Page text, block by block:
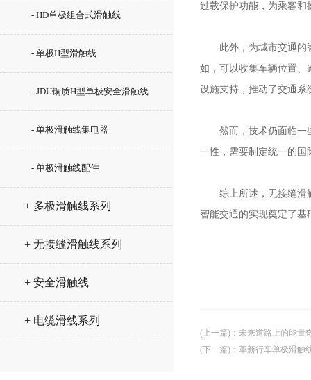
- HD单极组合式滑触线
- 单极H型滑触线
- JDU铜质H型单极安全滑触线
- 单极滑触线集电器
- 单极滑触线配件
+ 多极滑触线系列
+ 无接缝滑触线系列
+ 安全滑触线
+ 电缆滑线系列
过载保护功能，为乘客和
此外，为城市交通的智
如，可以收集车辆位置、
设施支持，推动了交通系
然而，技术仍面临一些
一性，需要制定统一的国
综上所述，无接缝滑触
智能交通的实现奠定了基
(上一篇) ： 未来道路上的能
(下一篇) ： 革新行车单极滑触